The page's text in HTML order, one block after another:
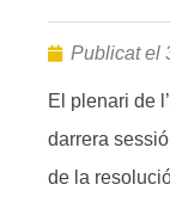
Publicat el
El plenari de
darrera
de la